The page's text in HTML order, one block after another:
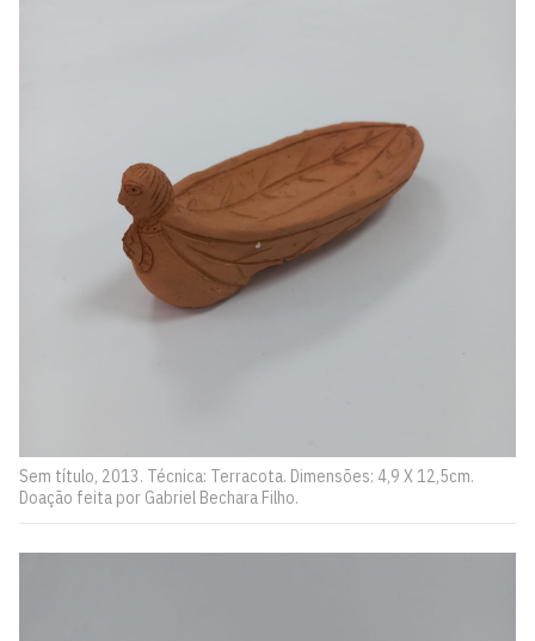
Sem título, 2013. Técnica: Terracota. Dimensões: 4,9 X 12,5cm.
Doação feita por Gabriel Bechara Filho.